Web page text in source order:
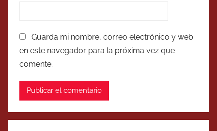
Guarda mi nombre, correo electrónico y web
en este navegador para la próxima vez que
comente.